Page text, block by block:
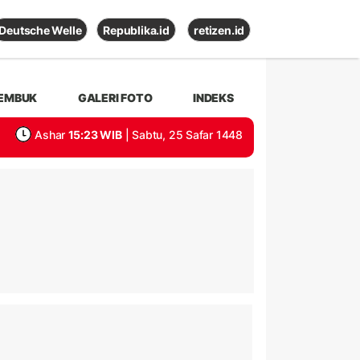
Deutsche Welle Republika.id retizen.id
GALERI FOTO INDEKS
Ashar 15:23 WIB | Sabtu, 25 Safar 1448